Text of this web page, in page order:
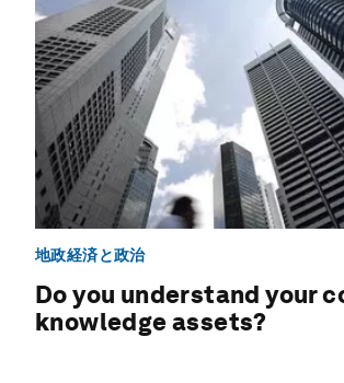
地政経済と政治
Do you understand your
knowledge assets?